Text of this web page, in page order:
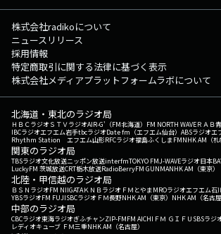
株式会社radikoについて
ニュースリリース
採用情報
特定商取引に関する法律に基づく表示
株式会社メディアプラットフォームラボについて
北海道・東北のラジオ局
ＨＢＣラジオＳＴＶラジオAIR-G'（FM北海道） FM NORTH WAVEＲＡＢ
IBCラジオエフエム岩手tbcラジオDate fm（エフエム仙台） ABSラジオエ
Rhythm Station エフエム山形RFCラジオ福島ふくしまFMNHK AM（札
関東のラジオ局
TBSラジオ文化放送ニッポン放送interfmTOKYO FMJ-WAVEラジオ日本
LuckyFM 茨城放送CRT栃木放送RadioBerryFM GUNMANHK AM（東京）
北陸・甲信越のラジオ局
ＢＳＮラジオFM NIIGATAＫＮＢラジオ ＦＭとやまMROラジオエフエム石
YBSラジオFM FUJISBCラジオ ＦＭ長野NHK AM（東京） NHK AM（名古屋
中部のラジオ局
CBCラジオ東海ラジオぎふチャンZIP-FMFM AICHI ＦＭ ＧＩＦＵ SBSラジ
レディオキューブ ＦＭ三重NHK AM（名古屋）